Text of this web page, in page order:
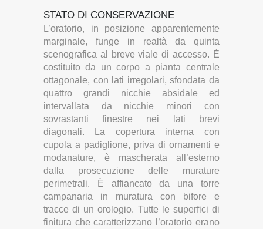
STATO DI CONSERVAZIONE
L’oratorio, in posizione apparentemente
marginale, funge in realtà da quinta
scenografica al breve viale di accesso. È
costituito da un corpo a pianta centrale
ottagonale, con lati irregolari, sfondata da
quattro grandi nicchie absidale ed
intervallata da nicchie minori con
sovrastanti finestre nei lati brevi
diagonali. La copertura interna con
cupola a padiglione, priva di ornamenti e
modanature, è mascherata all’esterno
dalla prosecuzione delle murature
perimetrali. È affiancato da una torre
campanaria in muratura con bifore e
tracce di un orologio. Tutte le superfici di
finitura che caratterizzano l’oratorio erano